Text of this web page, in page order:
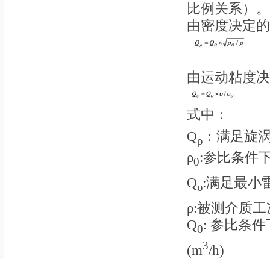
比例关系）
由密度决定
由运动粘度
式中：
Qρ ：满足旋
ρ0:参比条件
Qυ:满足最小
ρ:被测介质
Q0: 参比条
(m3/h)